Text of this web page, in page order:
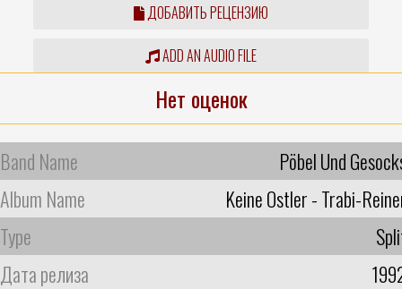
ДОБАВИТЬ РЕЦЕНЗИЮ
ADD AN AUDIO FILE
Нет оценок
Band Name
Pöbel Und
Album Name
Keine Ostler - Trabi-
Type
Дата релиза